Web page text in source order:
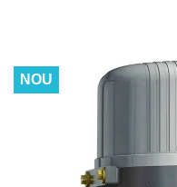
NOU